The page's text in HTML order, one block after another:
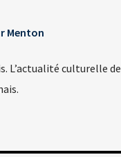
Menton
L’actualité culturelle de